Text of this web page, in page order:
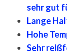
sehr gut
Lange
Hohe
Sehr